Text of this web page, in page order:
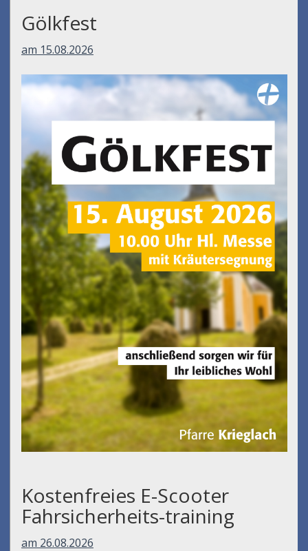
Gölkfest
am 15.08.2026
Kostenfreies E-Scooter
Fahrsicherheits-training
am 26.08.2026